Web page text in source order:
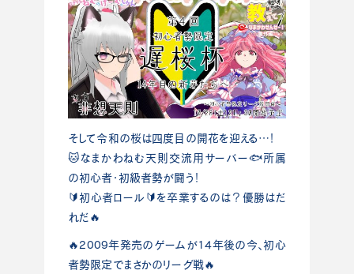
そして令和の桜は四度目の開花を迎える…！
🐱なまかわねむ天則交流用サーバー🐟所属
の初心者・初級者勢が闘う！
🔰初心者ロール🔰を卒業するのは？優勝はだ
れだ🔥
🔥2009年発売のゲームが14年後の今、初心
者勢限定でまさかのリーグ戦🔥